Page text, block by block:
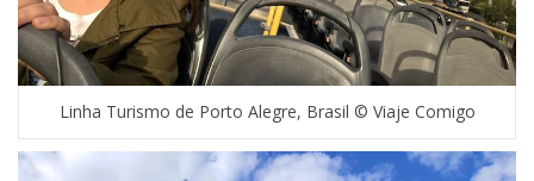
Linha Turismo de Porto Alegre, Brasil © Viaje Comigo